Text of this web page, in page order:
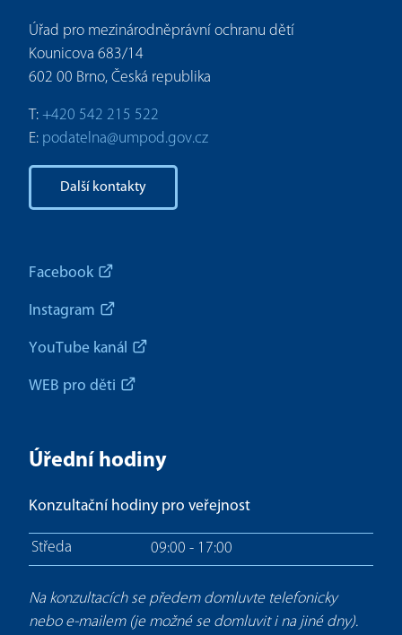
Úřad pro mezinárodněprávní ochranu dětí
Kounicova 683/14
602 00 Brno, Česká republika
T: +420 542 215 522
E: podatelna@umpod.gov.cz
Další kontakty
Facebook
Instagram
YouTube kanál
WEB pro děti
Úřední hodiny
Konzultační hodiny pro veřejnost
Středa 09:00 - 17:00
Na konzultacích se předem domluvte telefonicky
nebo e-mailem (je možné se domluvit i na jiné dny).